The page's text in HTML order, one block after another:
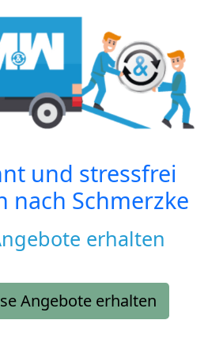
und stressfrei
nach Schmerzke
erhalten
Angebote erhalten